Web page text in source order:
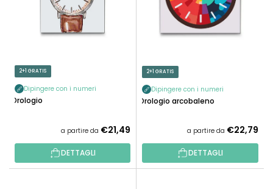
R
O
D
O
P
R
O
T
I
2+1 GRATIS
Dipingere con i numeri
Orologio
a partire da €21,49
DETTAGLI
2+1 GRATIS
Dipingere con i numeri
Orologio arcobaleno
a partire da €22,79
DETTAGLI